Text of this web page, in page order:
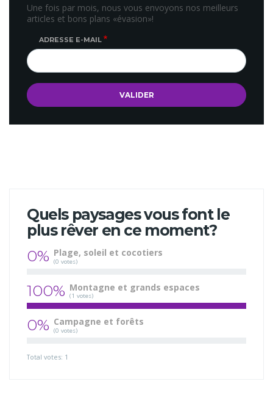
Une fois par mois, nous vous envoyons nos meilleurs
articles et bons plans «évasion»!
ADRESSE E-MAIL
Quels paysages vous font le
plus rêver en ce moment?
0% Plage, soleil et cocotiers
(0 votes)
100% Montagne et grands espaces
(1 votes)
0% Campagne et forêts
(0 votes)
Total votes: 1